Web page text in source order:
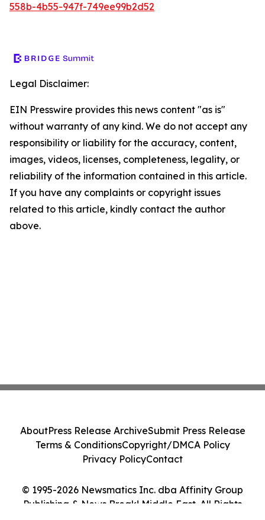
558b-4b55-947f-749ee99b2d52
Legal Disclaimer:
EIN Presswire provides this news content "as is"
without warranty of any kind. We do not accept any
responsibility or liability for the accuracy, content,
images, videos, licenses, completeness, legality, or
reliability of the information contained in this article.
If you have any complaints or copyright issues
related to this article, kindly contact the author
above.
© 1995-2026 Newsmatics Inc. dba Affinity Group
Publishing & News Break! Middle East. All Rights
AboutPress Release ArchiveSubmit Press Release
Terms & ConditionsCopyright/DMCA Policy
Privacy PolicyContact